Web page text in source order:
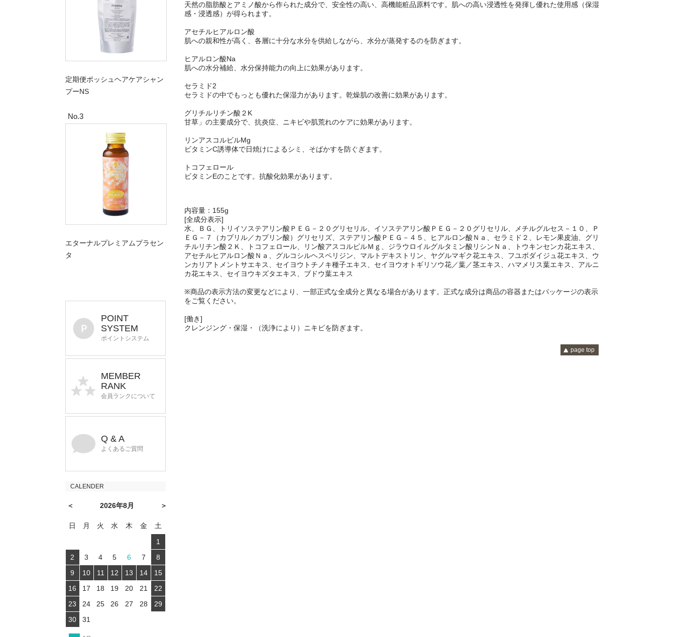
定期便ポッシュヘアケアシャン
プーNS
No.3
エターナルプレミアムプラセン
タ
POINT
SYSTEM
ポイントシステム
MEMBER
RANK
会員ランクについて
Q & A
よくあるご質問
CALENDER
＜ 2026年8月 ＞
日 月 火 水 木 金
土
1
2
3 4 5 6 7
8
9
10 11 12 13 14
15
16
17 18 19 20 21
22
23
24 25 26 27 28
29
30
31
天然の脂肪酸とアミノ酸から作られた成分で、安全性の高い、高機能粧品原料です。肌への高い浸透性を発揮し優れた使用感（保湿
感・浸透感）が得られます。
アセチルヒアルロン酸
肌への親和性が高く、各層に十分な水分を供給しながら、水分が蒸発するのを防ぎます。
ヒアルロン酸Na
肌への水分補給、水分保持能力の向上に効果があります。
セラミド2
セラミドの中でもっとも優れた保湿力があります。乾燥肌の改善に効果があります。
グリチルリチン酸２K
甘草」の主要成分で、抗炎症、ニキビや肌荒れのケアに効果があります。
リンアスコルビルMg
ビタミンC誘導体で日焼けによるシミ、そばかすを防ぐぎます。
トコフェロール
ビタミンEのことです。抗酸化効果があります。
内容量：155g
[全成分表示]
水、ＢＧ、トリイソステアリン酸ＰＥＧ－２０グリセリル、イソステアリン酸ＰＥＧ－２０グリセリル、メチルグルセス－１０、Ｐ
ＥＧ－７（カプリル／カプリン酸）グリセリズ、ステアリン酸ＰＥＧ－４５、ヒアルロン酸Ｎａ、セラミド２、レモン果皮油、グリ
チルリチン酸２Ｋ、トコフェロール、リン酸アスコルビルＭｇ、ジラウロイルグルタミン酸リシンＮａ、トウキンセンカ花エキス、
アセチルヒアルロン酸Ｎａ、グルコシルヘスペリジン、マルトデキストリン、ヤグルマギク花エキス、フユボダイジュ花エキス、ウ
ンカリアトメントサエキス、セイヨウトチノキ種子エキス、セイヨウオトギリソウ花／葉／茎エキス、ハマメリス葉エキス、アルニ
カ花エキス、セイヨウキズタエキス、ブドウ葉エキス
※商品の表示方法の変更などにより、一部正式な全成分と異なる場合があります。正式な成分は商品の容器またはパッケージの表示
をご覧ください。
[働き]
クレンジング・保湿・（洗浄により）ニキビを防ぎます。
page top